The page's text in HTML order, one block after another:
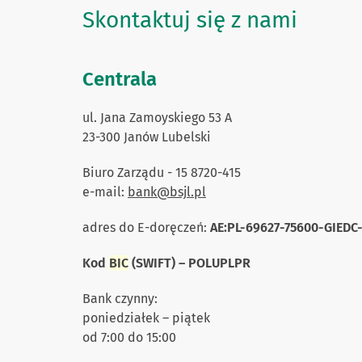
Skontaktuj się z nami
Centrala
ul. Jana Zamoyskiego 53 A
23-300 Janów Lubelski
Biuro Zarządu - 15 8720-415
e-mail: bank@bsjl.pl
adres do E-doręczeń: AE:PL-69627-75600-
Kod BIC (SWIFT) – POLUPLPR
Bank czynny:
poniedziałek – piątek
od 7:00 do 15:00